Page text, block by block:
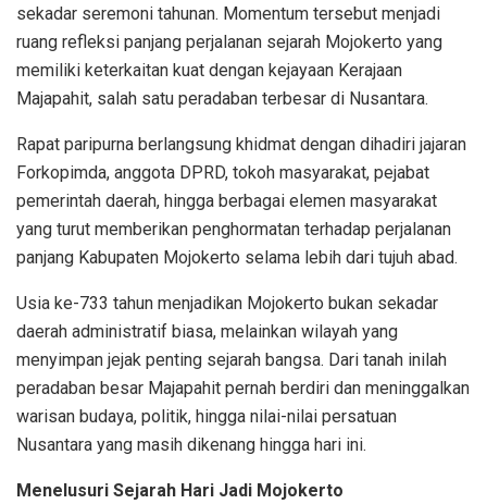
sekadar seremoni tahunan. Momentum tersebut menjadi
ruang refleksi panjang perjalanan sejarah Mojokerto yang
memiliki keterkaitan kuat dengan kejayaan Kerajaan
Majapahit, salah satu peradaban terbesar di Nusantara.
Rapat paripurna berlangsung khidmat dengan dihadiri jajaran
Forkopimda, anggota DPRD, tokoh masyarakat, pejabat
pemerintah daerah, hingga berbagai elemen masyarakat
yang turut memberikan penghormatan terhadap perjalanan
panjang Kabupaten Mojokerto selama lebih dari tujuh abad.
Usia ke-733 tahun menjadikan Mojokerto bukan sekadar
daerah administratif biasa, melainkan wilayah yang
menyimpan jejak penting sejarah bangsa. Dari tanah inilah
peradaban besar Majapahit pernah berdiri dan meninggalkan
warisan budaya, politik, hingga nilai-nilai persatuan
Nusantara yang masih dikenang hingga hari ini.
Menelusuri Sejarah Hari Jadi Mojokerto